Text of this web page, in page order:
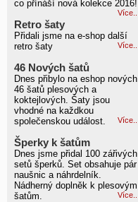
co přínáší nová kolekce 2016!
Více..
Retro šaty
Přidali jsme na e-shop další
retro šaty
Více..
46 Nových šatů
Dnes přibylo na eshop nových
46 šatů plesových a
koktejlových. Šaty jsou
vhodné na každkou
společenskou událost.
Více..
Šperky k šatům
Dnes jsme přidal 100 zářivých
setů šperků. Set obsahuje pár
naušnic a náhrdelník.
Nádherný doplněk k plesovým
šatům.
Více..